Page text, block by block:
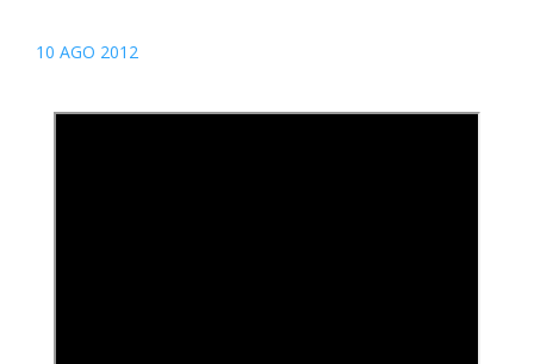
10 AGO 2012